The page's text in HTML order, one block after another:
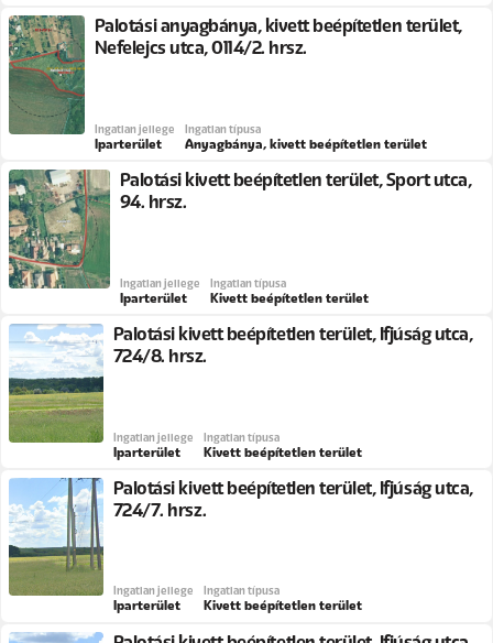
Palotási anyagbánya, kivett beépítetlen terület,
Nefelejcs utca, 0114/2. hrsz.
Ingatlan jellege
Iparterület
Ingatlan típusa
Anyagbánya, kivett beépítetlen terület
Palotási kivett beépítetlen terület, Sport utca,
94. hrsz.
Ingatlan jellege
Iparterület
Ingatlan típusa
Kivett beépítetlen terület
Palotási kivett beépítetlen terület, Ifjúság utca,
724/8. hrsz.
Ingatlan jellege
Iparterület
Ingatlan típusa
Kivett beépítetlen terület
Palotási kivett beépítetlen terület, Ifjúság utca,
724/7. hrsz.
Ingatlan jellege
Iparterület
Ingatlan típusa
Kivett beépítetlen terület